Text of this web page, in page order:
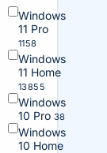
Windows
11 Pro
1158
Windows
11 Home
13855
Windows
10 Pro 38
Windows
10 Home